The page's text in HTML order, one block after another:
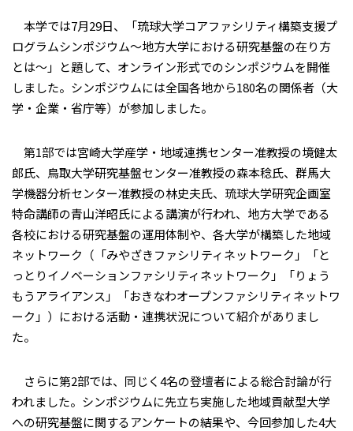
本学では7月29日、「琉球大学コアファシリティ構築支援プ
ログラムシンポジウム～地方大学における研究基盤の在り方
とは～」と題して、オンライン形式でのシンポジウムを開催
しました。シンポジウムには全国各地から180名の関係者（大
学・企業・省庁等）が参加しました。
第1部では宮崎大学産学・地域連携センター准教授の境健太
郎氏、鳥取大学研究基盤センター准教授の森本稔氏、群馬大
学機器分析センター准教授の林史夫氏、琉球大学研究企画室
特命講師の青山洋昭氏による講演が行われ、地方大学である
各校における研究基盤の運用体制や、各大学が構築した地域
ネットワーク（「みやざきファシリティネットワーク」「と
っとりイノベーションファシリティネットワーク」「りょう
もうアライアンス」「おきなわオープンファシリティネットワ
ーク」）における活動・連携状況について紹介がありまし
た。
さらに第2部では、同じく4名の登壇者による総合討論が行
われました。シンポジウムに先立ち実施した地域貢献型大学
への研究基盤に関するアンケートの結果や、今回参加した4大